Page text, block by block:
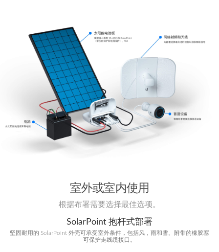
室外或室内使用
根据布署需要选择最佳选项。
SolarPoint 抱杆式部署
坚固耐用的 SolarPoint 外壳可承受室外条件，包括风，雨和雪。附带的橡胶塞
可保护走线缆接口。